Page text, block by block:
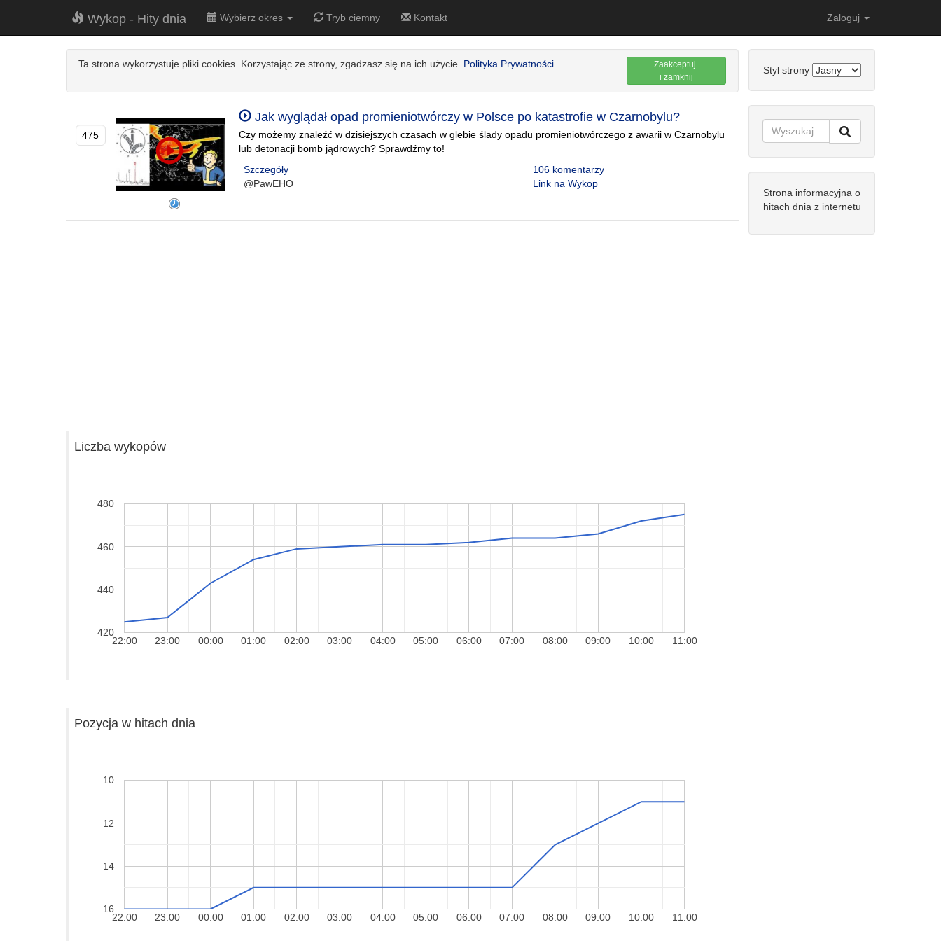
Wykop - Hity dnia Wybierz okres Tryb ciemny Kontakt Zaloguj
Ta strona wykorzystuje pliki cookies. Korzystając ze strony, zgadzasz się na ich użycie. Polityka Prywatności
Zaakceptuj
i zamknij
475
Jak wyglądał opad promieniotwórczy w Polsce po katastrofie w Czarnobylu?
Czy możemy znaleźć w dzisiejszych czasach w glebie ślady opadu promieniotwórczego z awarii w Czarnobylu
lub detonacji bomb jądrowych? Sprawdźmy to!
Szczegóły
@PawEHO
106 komentarzy
Link na Wykop
Liczba wykopów
22:00 23:00 00:00 01:00 02:00 03:00 04:00 05:00 06:00 07:00 08:00 09:00 10:00 11:00
420
440
460
480
Pozycja w hitach dnia
22:00 23:00 00:00 01:00 02:00 03:00 04:00 05:00 06:00 07:00 08:00 09:00 10:00 11:00
10
12
14
16
Styl strony
Strona informacyjna o
hitach dnia z internetu